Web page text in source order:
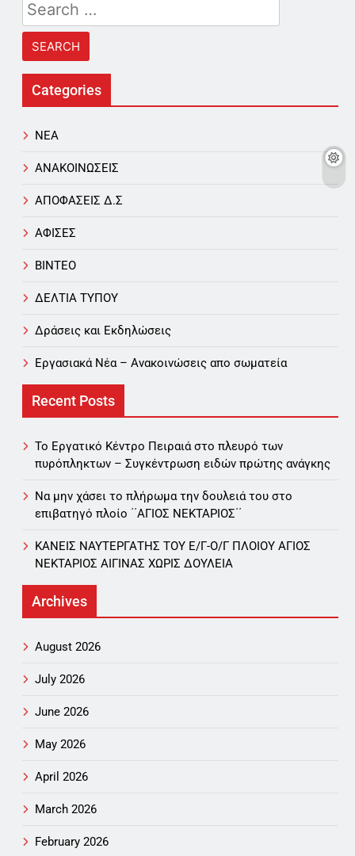
for:
Categories
NEA
ΑΝΑΚΟΙΝΩΣΕΙΣ
ΑΠΟΦΑΣΕΙΣ Δ.Σ
ΑΦΙΣΕΣ
ΒΙΝΤΕΟ
ΔΕΛΤΙΑ ΤΥΠΟΥ
Δράσεις και Εκδηλώσεις
Εργασιακά Νέα – Aνακοινώσεις απο σωματεία
Recent Posts
Το Εργατικό Κέντρο Πειραιά στο πλευρό των
πυρόπληκτων – Συγκέντρωση ειδών πρώτης ανάγκης
Να μην χάσει το πλήρωμα την δουλειά του στο
επιβατηγό πλοίο ΄΄ΑΓΙΟΣ ΝΕΚΤΑΡΙΟΣ΄΄
ΚΑΝΕΙΣ ΝΑΥΤΕΡΓΑΤΗΣ TOY Ε/Γ-Ο/Γ ΠΛΟΙΟY ΑΓΙΟΣ
ΝΕΚΤΑΡΙΟΣ ΑΙΓΙΝΑΣ ΧΩΡΙΣ ΔΟΥΛΕΙΑ
Archives
August 2026
July 2026
June 2026
May 2026
April 2026
March 2026
February 2026